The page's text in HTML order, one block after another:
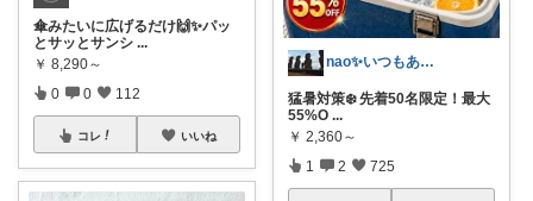
傘みたいに広げるだけ🙌✨パッ
とサッとサンシ ...
￥ 8,290～
0 0 112
コレ いいね
nao✨いつもありがとう😊
猛暑対策❄️ 先着50名限定！最大
55%O ...
￥ 2,360～
1 2 725